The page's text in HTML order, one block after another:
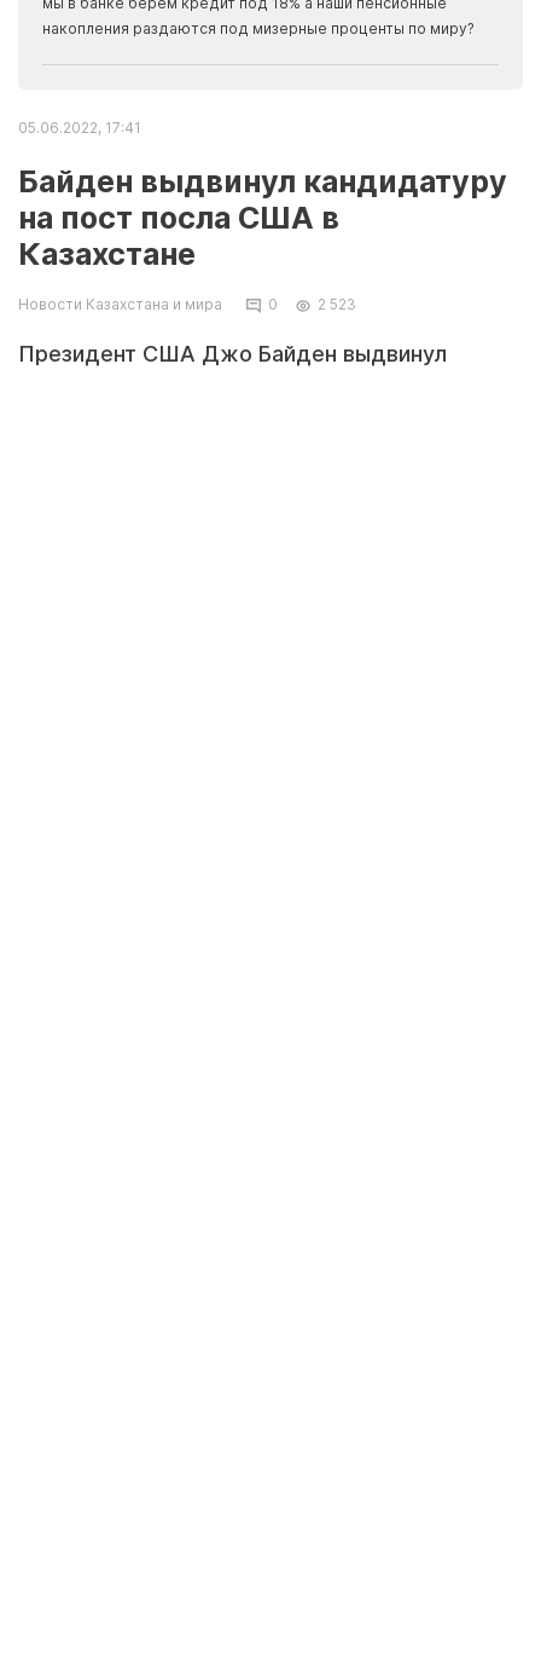
накопления раздаются под мизерные проценты по миру?
05.06.2022, 17:41
Байден выдвинул кандидатуру
на пост посла США в
Казахстане
Новости Казахстана и мира 0 2 523
Президент США Джо Байден выдвинул